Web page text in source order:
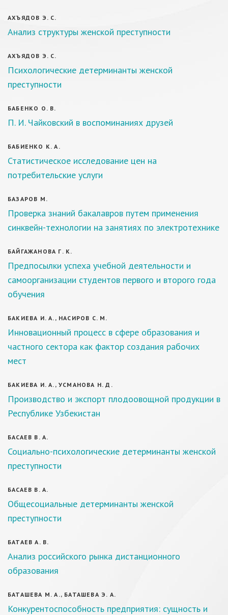
АХЪЯДОВ Э. С.
Анализ структуры женской преступности
АХЪЯДОВ Э. С.
Психологические детерминанты женской
преступности
БАБЕНКО О. В.
П. И. Чайковский в воспоминаниях друзей
БАБИЕНКО К. А.
Статистическое исследование цен на
потребительские услуги
БАЗАРОВ М.
Проверка знаний бакалавров путем применения
синквейн-технологии на занятиях по электротехнике
БАЙГАЖАНОВА Г. К.
Предпосылки успеха учебной деятельности и
самоорганизации студентов первого и второго года
обучения
БАКИЕВА И. А., НАСИРОВ С. М.
Инновационный процесс в сфере образования и
частного сектора как фактор создания рабочих
мест
БАКИЕВА И. А., УСМАНОВА Н. Д.
Производство и экспорт плодоовощной продукции в
Республике Узбекистан
БАСАЕВ В. А.
Социально-психологические детерминанты женской
преступности
БАСАЕВ В. А.
Общесоциальные детерминанты женской
преступности
БАТАЕВ А. В.
Анализ российского рынка дистанционного
образования
БАТАШЕВА М. А., БАТАШЕВА Э. А.
Конкурентоспособность предприятия: сущность и